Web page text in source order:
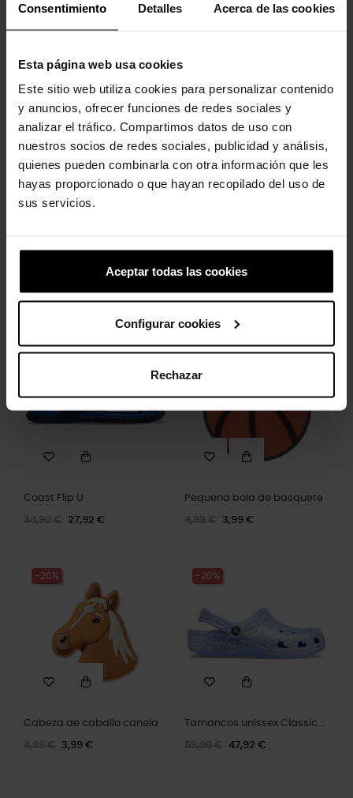
Consentimiento Detalles Acerca de las cookies
Esta página web usa cookies
Este sitio web utiliza cookies para personalizar contenido
y anuncios, ofrecer funciones de redes sociales y
analizar el tráfico. Compartimos datos de uso con
nuestros socios de redes sociales, publicidad y análisis,
quienes pueden combinarla con otra información que les
hayas proporcionado o que hayan recopilado del uso de
sus servicios.
Aceptar todas las cookies
Configurar cookies
Rechazar
Fácil de calçar e descalçar! Assim como o Classic adulto, a
material Croslite™ leve e durável e ao design moldado. As
maneira que quiserem; os orifícios de ventilação acomodam
os pingentes da marca Jibbitz™.
Detalhes do Tamanco Classic Infantil:
Tiras giratórias no calcanhar para um ajuste mais seguro.
Fácil de limpar.
Personalizável com pingentes Jibbitz™.
Clientes que compraram este
produto também compraram:
-20%
Coast Flip U
34,90 € 27,92 €
-20%
Pequena bola de basquete
4,99 € 3,99 €
-20%
Cabeza de caballo canela
4,99 € 3,99 €
-20%
Tamancos unissex Classic...
59,90 € 47,92 €